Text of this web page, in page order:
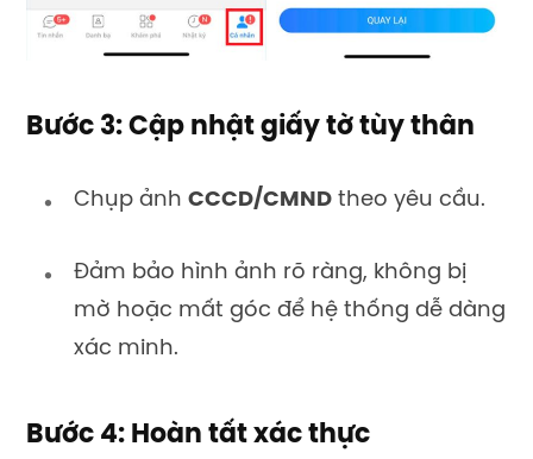
Bước 3: Cập nhật giấy tờ tùy thân
Chụp ảnh CCCD/CMND theo yêu cầu.
Đảm bảo hình ảnh rõ ràng, không bị
mờ hoặc mất góc để hệ thống dễ dàng
xác minh.
Bước 4: Hoàn tất xác thực